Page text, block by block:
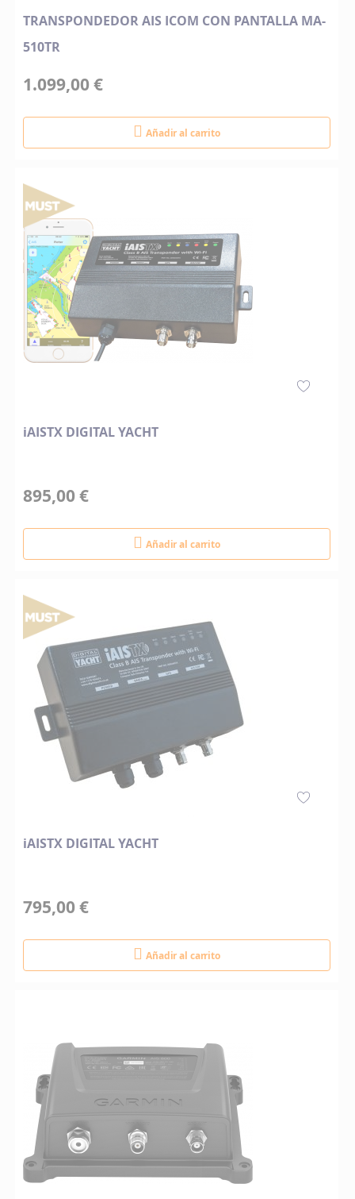
TRANSPONDEDOR AIS ICOM CON PANTALLA MA-
510TR
1.099,00 €
Añadir al carrito
iAISTX DIGITAL YACHT
895,00 €
Añadir al carrito
iAISTX DIGITAL YACHT
795,00 €
Añadir al carrito